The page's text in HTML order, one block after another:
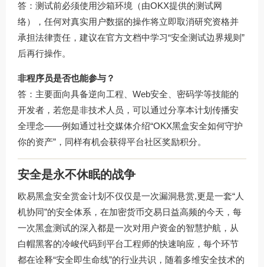
答：测试前必须使用沙箱环境（由OKX提供的测试网
络），任何对真实用户数据的操作将立即取消研究资格并
承担法律责任，建议在官方文档中学习“安全测试边界规则”
后再行操作。
非程序员是否也能参与？
答：主要面向具备逆向工程、Web安全、密码学等技能的
开发者，若您是非技术人员，可以通过分享本计划传播安
全理念——例如通过社交媒体介绍“OKX黑盒安全如何守护
你的资产”，同样有机会获得平台社区奖励积分。
安全是永不休眠的战争
欧易黑盒安全赏金计划不仅仅是一次漏洞悬赏,更是一套“人
机协同”的安全体系，在加密货币交易日益高频的今天，每
一次黑盒测试的深入都是一次对用户资金的智慧护航，从
白帽黑客的冷峻代码到平台工程师的快速响应，每个环节
都在诠释“安全即生命线”的行业共识，随着多维安全技术的